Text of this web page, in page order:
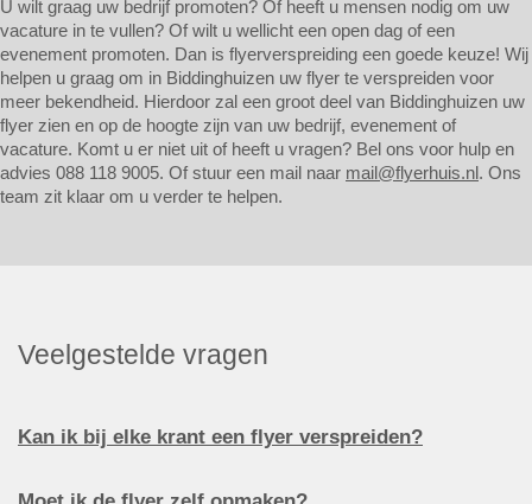
U wilt graag uw bedrijf promoten? Of heeft u mensen nodig om uw
vacature in te vullen? Of wilt u wellicht een open dag of een
evenement promoten. Dan is flyerverspreiding een goede keuze! Wij
helpen u graag om in Biddinghuizen uw flyer te verspreiden voor
meer bekendheid. Hierdoor zal een groot deel van Biddinghuizen uw
flyer zien en op de hoogte zijn van uw bedrijf, evenement of
vacature. Komt u er niet uit of heeft u vragen? Bel ons voor hulp en
advies 088 118 9005. Of stuur een mail naar mail@flyerhuis.nl. Ons
team zit klaar om u verder te helpen.
Veelgestelde vragen
Kan ik bij elke krant een flyer verspreiden?